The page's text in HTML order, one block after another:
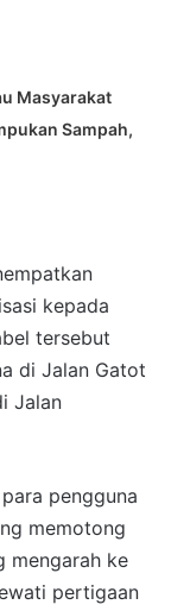
Masyarakat
Sampah,
kepada
tersebut
di Jalan Gatot
Jalan
pengguna
memotong
mengarah ke
pertigaan